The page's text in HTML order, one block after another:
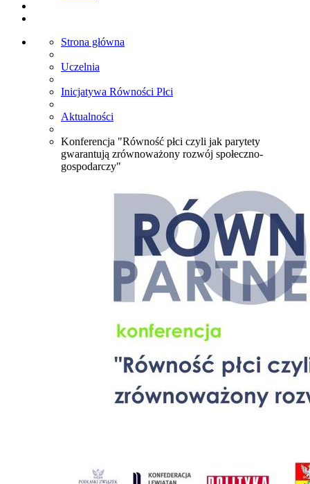
Strona główna
Uczelnia
Inicjatywa Równości Płci
Aktualności
Konferencja "Równość płci czyli jak parytety
gwarantują zrównoważony rozwój społeczno-
gospodarczy"